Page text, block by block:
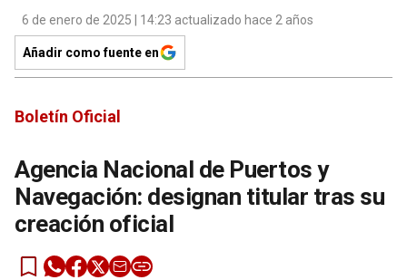
6 de enero de 2025 | 14:23 actualizado hace 2 años
Añadir como fuente en
Boletín Oficial
Agencia Nacional de Puertos y
Navegación: designan titular tras su
creación oficial